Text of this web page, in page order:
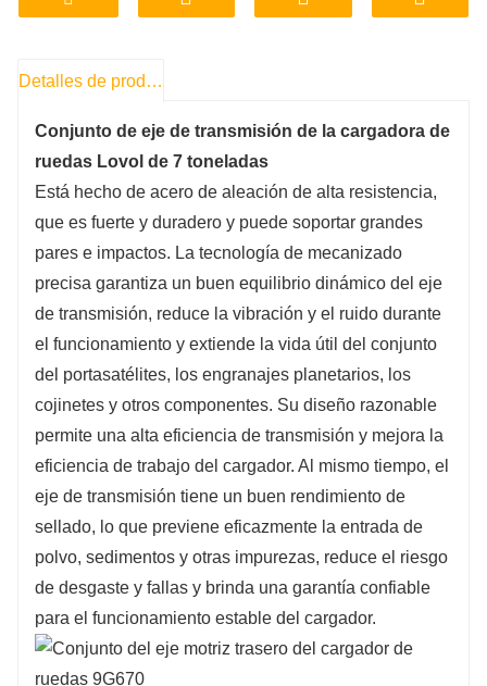
procesamiento de soporte.
6. Almacenamiento, entrega, transporte en
Detalles de producto
Conjunto de eje de transmisión de la cargadora de
ruedas Lovol de 7 toneladas
Está hecho de acero de aleación de alta resistencia,
que es fuerte y duradero y puede soportar grandes
pares e impactos. La tecnología de mecanizado
precisa garantiza un buen equilibrio dinámico del eje
de transmisión, reduce la vibración y el ruido durante
el funcionamiento y extiende la vida útil del conjunto
del portasatélites, los engranajes planetarios, los
cojinetes y otros componentes. Su diseño razonable
permite una alta eficiencia de transmisión y mejora la
eficiencia de trabajo del cargador. Al mismo tiempo, el
eje de transmisión tiene un buen rendimiento de
sellado, lo que previene eficazmente la entrada de
polvo, sedimentos y otras impurezas, reduce el riesgo
de desgaste y fallas y brinda una garantía confiable
para el funcionamiento estable del cargador.